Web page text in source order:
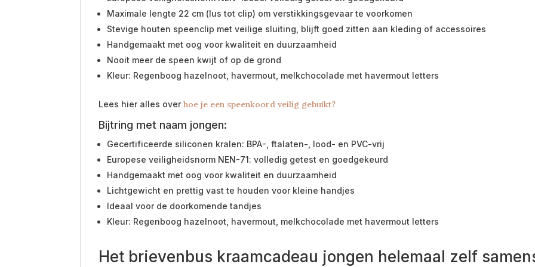
Maximale lengte 22 cm (lus tot clip) om verstikkingsgevaar te voorkomen
Stevige houten speenclip met veilige sluiting, blijft goed zitten aan kleding of accessoires
Handgemaakt met oog voor kwaliteit en duurzaamheid
Nooit meer de speen kwijt of op de grond
Kleur: Regenboog hazelnoot, havermout, melkchocolade met havermout letters
Lees hier alles overhoe je een speenkoord veilig gebuikt?
Bijtring met naam jongen:
Gecertificeerde siliconen kralen: BPA-, ftalaten-, lood- en PVC-vrij
Europese veiligheidsnorm NEN-71: volledig getest en goedgekeurd
Handgemaakt met oog voor kwaliteit en duurzaamheid
Lichtgewicht en prettig vast te houden voor kleine handjes
Ideaal voor de doorkomende tandjes
Kleur: Regenboog hazelnoot, havermout, melkchocolade met havermout letters
Het brievenbus kraamcadeau jongen helemaal zelf